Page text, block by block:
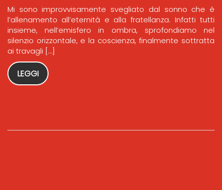
Mi sono improvvisamente svegliato dal sonno che è
l’allenamento all’eternità e alla fratellanza. Infatti tutti
insieme, nell’emisfero in ombra, sprofondiamo nel
silenzio orizzontale, e la coscienza, finalmente sottratta
ai travagli […]
LEGGI